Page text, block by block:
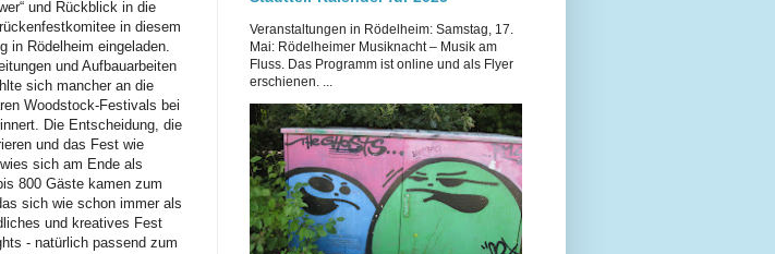
und Rückblick in die
in diesem
in Rödelheim eingeladen.
und Aufbauarbeiten
sich mancher an die
Woodstock-Festivals bei
Die Entscheidung, die
und das Fest wie
sich am Ende als
800 Gäste kamen zum
sich wie schon immer als
und kreatives Fest
- natürlich passend zum
Veranstaltungen in Rödelheim: Samstag, 17.
Mai: Rödelheimer Musiknacht – Musik am
Fluss. Das Programm ist online und als Flyer
erschienen. ...